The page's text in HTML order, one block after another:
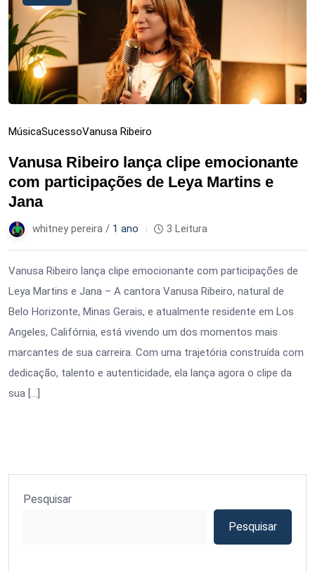
MúsicaSucessoVanusa Ribeiro
Vanusa Ribeiro lança clipe emocionante
com participações de Leya Martins e
Jana
whitney pereira / 1 ano 3 Leitura
Vanusa Ribeiro lança clipe emocionante com participações de
Leya Martins e Jana – A cantora Vanusa Ribeiro, natural de
Belo Horizonte, Minas Gerais, e atualmente residente em Los
Angeles, Califórnia, está vivendo um dos momentos mais
marcantes de sua carreira. Com uma trajetória construída com
dedicação, talento e autenticidade, ela lança agora o clipe da
sua […]
Pesquisar
Pesquisar